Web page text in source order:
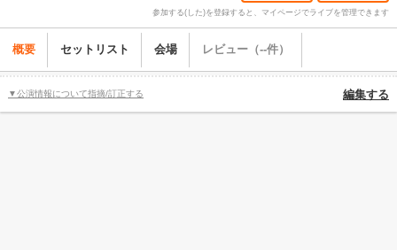
参加する(した)を登録すると、マイページでライブを管理できます
概要 セットリスト 会場 レビュー（--件）
▼公演情報について指摘/訂正する 編集する